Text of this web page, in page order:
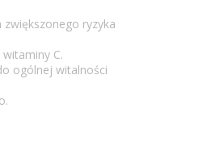
ryzyka
C.
ogólnej witalności